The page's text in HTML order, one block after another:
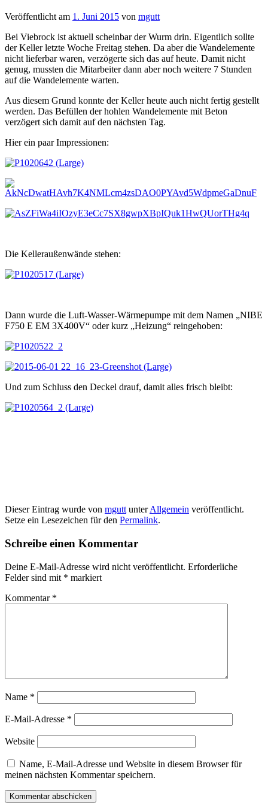
Veröffentlicht am 1. Juni 2015 von mgutt
Bei Viebrock ist aktuell scheinbar der Wurm drin. Eigentlich sollte
der Keller letzte Woche Freitag stehen. Da aber die Wandelemente
nicht lieferbar waren, verzögerte sich das auf heute. Damit nicht
genug, mussten die Mitarbeiter dann aber noch weitere 7 Stunden
auf die Wandelemente warten.
Aus diesem Grund konnte der Keller heute auch nicht fertig gestellt
werden. Das Befüllen der hohlen Wandelemente mit Beton
verzögert sich damit auf den nächsten Tag.
Hier ein paar Impressionen:
Die Kelleraußenwände stehen:
Dann wurde die Luft-Wasser-Wärmepumpe mit dem Namen „NIBE
F750 E EM 3X400V“ oder kurz „Heizung“ reingehoben:
Und zum Schluss den Deckel drauf, damit alles frisch bleibt:
Dieser Eintrag wurde von mguttunterAllgemein veröffentlicht.
Setze ein Lesezeichen für den Permalink.
Schreibe einen Kommentar
Deine E-Mail-Adresse wird nicht veröffentlicht. Erforderliche
Felder sind mit * markiert
Kommentar *
Name *
E-Mail-Adresse *
Website
Name, E-Mail-Adresse und Website in diesem Browser für
meinen nächsten Kommentar speichern.